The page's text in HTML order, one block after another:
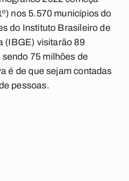
nos 5.570 municípios do
do Instituto Brasileiro de
(IBGE) visitarão 89
75 milhões de
é de que sejam contadas
pessoas.